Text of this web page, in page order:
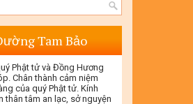
Tam Bảo
Phật tử và Đồng Hương
Chân thành cảm niệm
của quý Phật tử. Kính
thân tâm an lạc, sở nguyện